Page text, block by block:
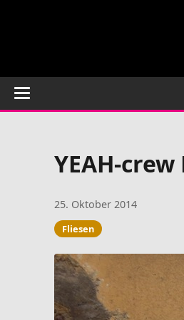
YEAH-
25. Oktober 2014
Fliesen